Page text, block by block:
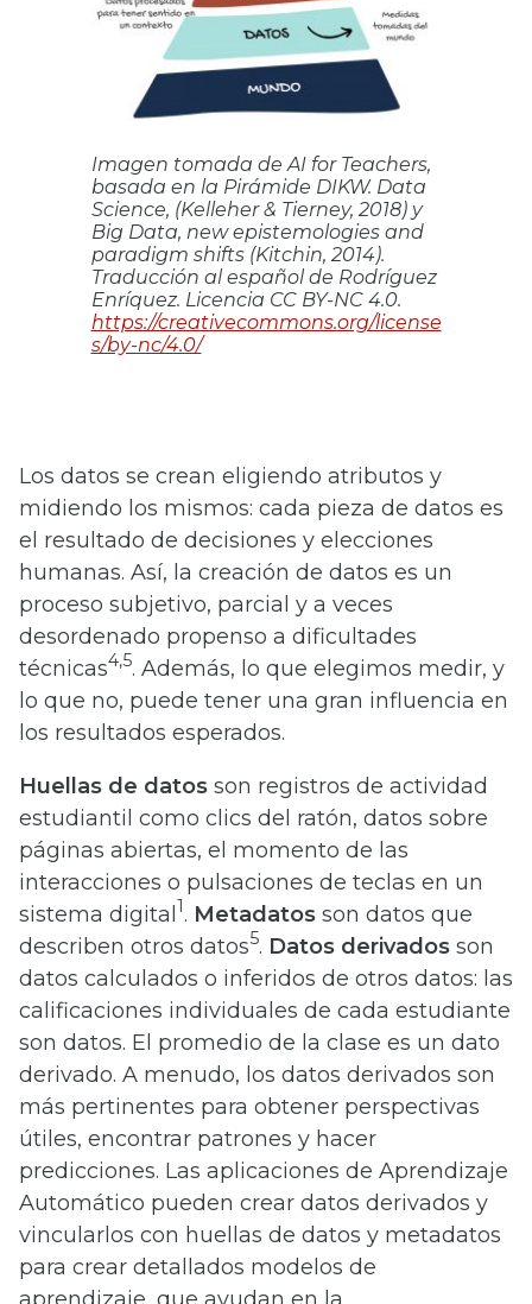
Imagen tomada de AI for Teachers,
basada en la Pirámide DIKW. Data
Science, (Kelleher & Tierney, 2018) y
Big Data, new epistemologies and
paradigm shifts (Kitchin, 2014).
Traducción al español de Rodríguez
Enríquez. Licencia CC BY-NC 4.0.
https://creativecommons.org/license
s/by-nc/4.0/
Los datos se crean eligiendo atributos y
midiendo los mismos: cada pieza de datos es
el resultado de decisiones y elecciones
humanas. Así, la creación de datos es un
proceso subjetivo, parcial y a veces
desordenado propenso a dificultades
técnicas4,5. Además, lo que elegimos medir, y
lo que no, puede tener una gran influencia en
los resultados esperados.
Huellas de datos son registros de actividad
estudiantil como clics del ratón, datos sobre
páginas abiertas, el momento de las
interacciones o pulsaciones de teclas en un
sistema digital1 . Metadatos son datos que
describen otros datos5. Datos derivados son
datos calculados o inferidos de otros datos: las
calificaciones individuales de cada estudiante
son datos. El promedio de la clase es un dato
derivado. A menudo, los datos derivados son
más pertinentes para obtener perspectivas
útiles, encontrar patrones y hacer
predicciones. Las aplicaciones de Aprendizaje
Automático pueden crear datos derivados y
vincularlos con huellas de datos y metadatos
para crear detallados modelos de
aprendizaje, que ayudan en la